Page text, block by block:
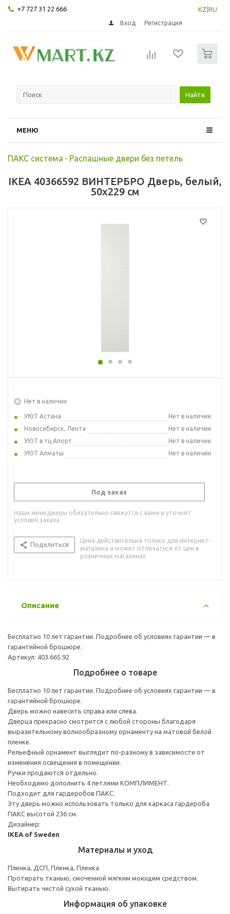
+7 727 31 22 666 KZ RU
Вход Регистрация
Найти
МЕНЮ
ПАКС система - Распашные двери без петель
IKEA 40366592 ВИНТЕРБРО Дверь, белый,
50x229 см
Нет в наличии
УЮТ Астана
Нет в наличии
Новосибирск, Лента
Нет в наличии
УЮТ в тц Апорт
Нет в наличии
УЮТ Алматы
Нет в наличии
Под заказ
Наши менеджеры обязательно свяжутся с вами и уточнят
условия заказа
Поделиться
Цена действительна только для интернет-
магазина и может отличаться от цен в
розничных магазинах
Описание
Бесплатно 10 лет гарантии. Подробнее об условиях гарантии — в
гарантийной брошюре.
Артикул: 403.665.92
Подробнее о товаре
Бесплатно 10 лет гарантии. Подробнее об условиях гарантии — в
гарантийной брошюре.
Дверь можно навесить справа или слева.
Дверца прекрасно смотрится с любой стороны благодаря
выразительному волнообразному орнаменту на матовой белой
пленке.
Рельефный орнамент выглядит по-разному в зависимости от
изменения освещения в помещении.
Ручки продаются отдельно.
Необходимо дополнить 4 петлями КОМПЛИМЕНТ.
Подходит для гардеробов ПАКС.
Эту дверь можно использовать только для каркаса гардероба
ПАКС высотой 236 см.
Дизайнер:
IKEA of Sweden
Материалы и уход
Пленка, ДСП, Пленка, Пленка
Протирать тканью, смоченной мягким моющим средством.
Вытирать чистой сухой тканью.
Информация об упаковке